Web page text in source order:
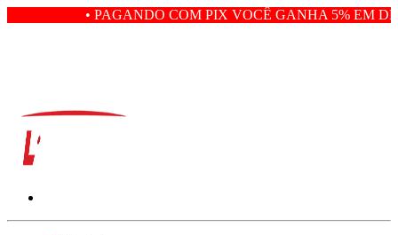
• PAGANDO COM PIX VOCÊ GANHA 5% EM